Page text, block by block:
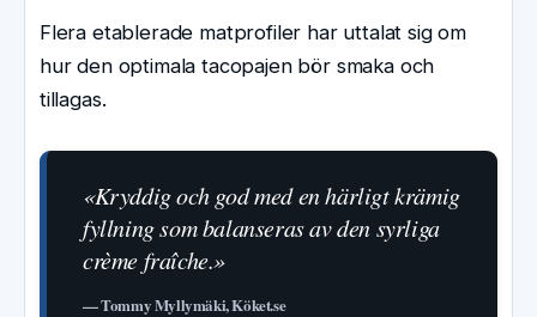
Flera etablerade matprofiler har uttalat sig om
hur den optimala tacopajen bör smaka och
tillagas.
«Kryddig och god med en härligt krämig
fyllning som balanseras av den syrliga
crème fraîche.»
— Tommy Myllymäki, Köket.se